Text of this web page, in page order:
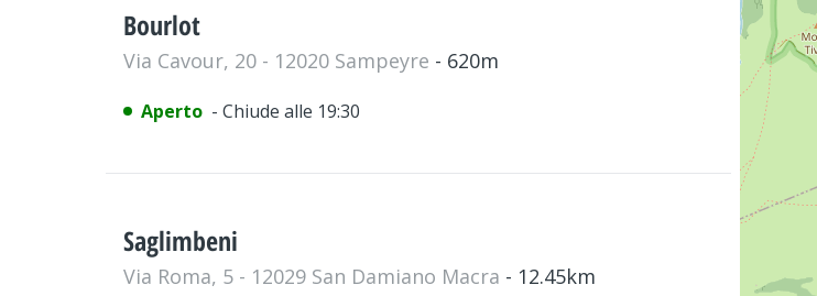
Bourlot
Via Cavour, 20 - 12020 Sampeyre - 620m
Aperto - Chiude alle 19:30
Saglimbeni
Via Roma, 5 - 12029 San Damiano Macra - 12.45km